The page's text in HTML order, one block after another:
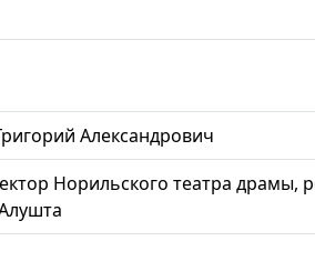
Александрович
Норильского театра драмы,